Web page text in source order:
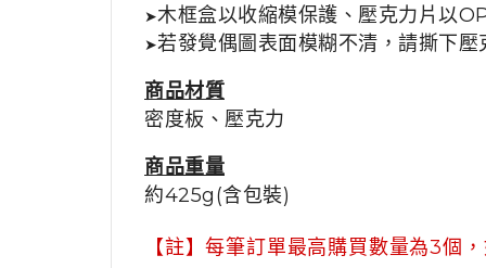
➤木框盒以收縮模保護、壓克力片以
➤若發覺偶圖表面模糊不清，請撕下壓
商品材質
密度板、壓克力
商品重量
約425g(含包裝)
【註】每筆訂單最高購買數量為3個